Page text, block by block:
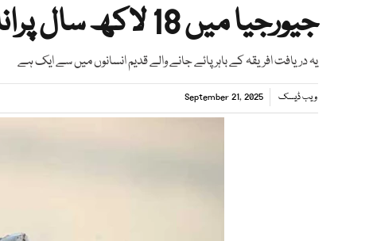
جیورجیا میں 18 لاکھ سال پرانا انسانی جبڑا دریافت
یہ دریافت افریقہ کے باہر پائے جانے والے قدیم انسانوں میں سے ایک ہے
ویب ڈیسک September 21, 2025